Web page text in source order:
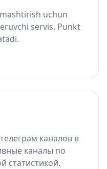
uchun
servis. Punkt
каналов в
каналы по
статистикой.